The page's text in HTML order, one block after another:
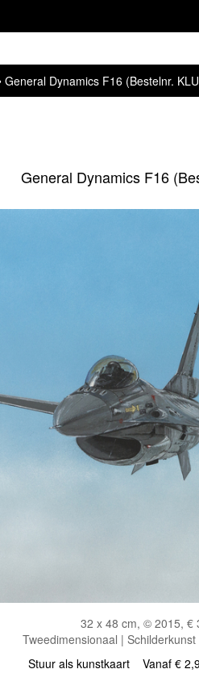
General Dynamics F16 (Bestelnr.
General Dynamics F16
32 x 48 cm, © 2015, €
Tweedimensionaal |
Stuur als kunstkaart Vanaf €